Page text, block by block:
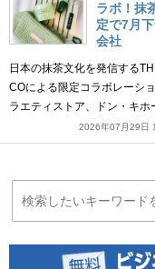
ラボ！抹
定で7月
会社
日本の抹茶文化を発信する
COによる限定コラボレーシ
ラエティストア、ドン・キ
2026年07月29日